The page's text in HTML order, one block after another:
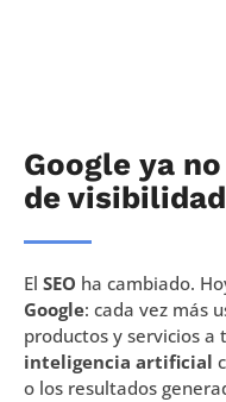
Google ya
de visibilidad
El SEO ha cambiado.
Google: cada vez más
productos y servicios a
inteligencia artificial
o los resultados